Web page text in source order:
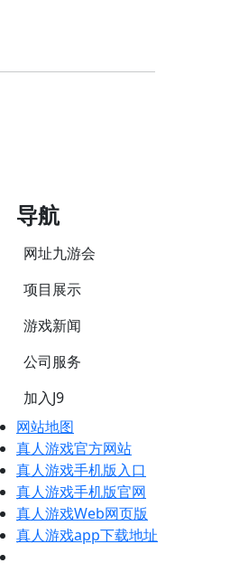
导航
网址九游会
项目展示
游戏新闻
公司服务
加入J9
网站地图
真人游戏官方网站
真人游戏手机版入口
真人游戏手机版官网
真人游戏Web网页版
真人游戏app下载地址